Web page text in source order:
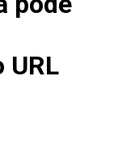
URL